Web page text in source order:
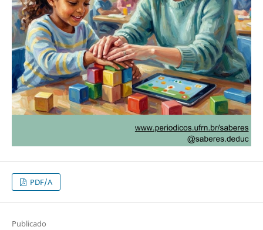
PDF/A
Publicado